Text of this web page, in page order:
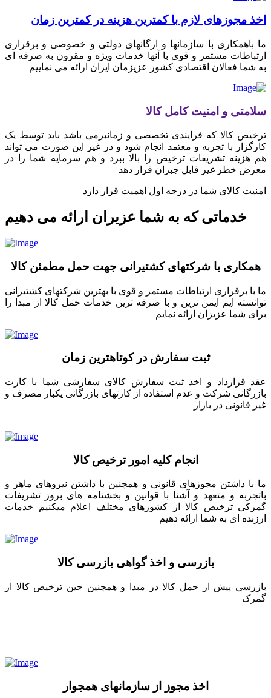
اخذ مجوزهای لازم با کمترین هزینه در کمترین زمان
ما باهمکاری با سازمانها و ارگانهای دولتی و خصوصی و برقراری
ارتباطات مستمر و قوی با آنها خدمات ویژه و مقرون به صرفه ای
به شما فعالان اقتصادی کشور عزیزمان ایران ارائه می نماییم
سلامتی و امنیت کامل کالا
ترخیص کالا که فرایندی تخصصی و زمانبرمی باشد باید توسط یک
کارگزار با تجربه و معتمد انجام شود و در غیر این صورت می تواند
هم هزینه تشریفات ترخیص را بالا ببرد و هم سرمایه شما را در
معرض خطر غیر قابل جبران قرار دهد
امنیت کالای شما در درجه اول اهمیت قرار دارد
خدماتی که به شما عزیران ارائه می دهیم
همکاری با شرکتهای کشتیرانی جهت حمل مطمئن کالا
ما با برقراری ارتباطات مستمر و قوی با بهترین شرکتهای کشتیرانی
توانسته ایم ایمن ترین و با صرفه ترین خدمات حمل کالا از مبدا را
برای شما عزیزان ارائه نمایم
ثبت سفارش در کوتاهترین زمان
عقد قرارداد و اخذ ثبت سفارش کالای سفارشی شما با کارت
بازرگانی شرکت و عدم استفاده از کارتهای بازرگانی یکبار مصرف و
غیر قانونی در بازار
انجام کلیه امور ترخیص کالا
ما با داشتن مجوزهای قانونی و همچنین با داشتن نیروهای ماهر و
باتجربه و متعهد و آشنا با قوانین و بخشنامه های بروز تشریفات
گمرکی ترخیص کالا از کشورهای مختلف اعلام میکنیم خدمات
ارزنده ای به شما ارائه دهیم
بازرسی و اخذ گواهی بازرسی کالا
بازرسی پیش از حمل کالا در مبدا و همچنین حین ترخیص کالا از
گمرک
اخذ مجوز از سازمانهای همجوار